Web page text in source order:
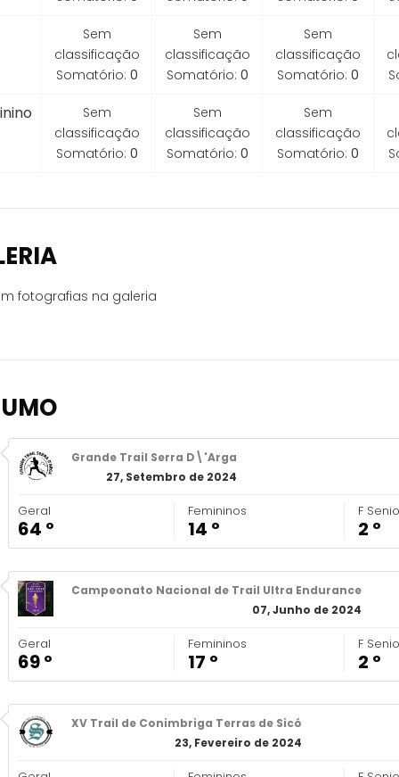
Sem
classificação
Somatório: 0
Sem
classificação
Somatório: 0
Sem
classificação
Somatório: 0
Sem
classificação
Somatório: 0
Sem
classificação
Somatório: 0
Sem
classificação
Somatório: 0
fotografias na galeria
Grande Trail Serra D\'Arga
27, Setembro de 2024
Geral
64 º
Femininos
14 º
F
2 º
Campeonato Nacional de Trail Ultra Endurance
07, Junho de 2024
Geral
69 º
Femininos
17 º
F
2 º
XV Trail de Conimbriga Terras de Sicó
23, Fevereiro de 2024